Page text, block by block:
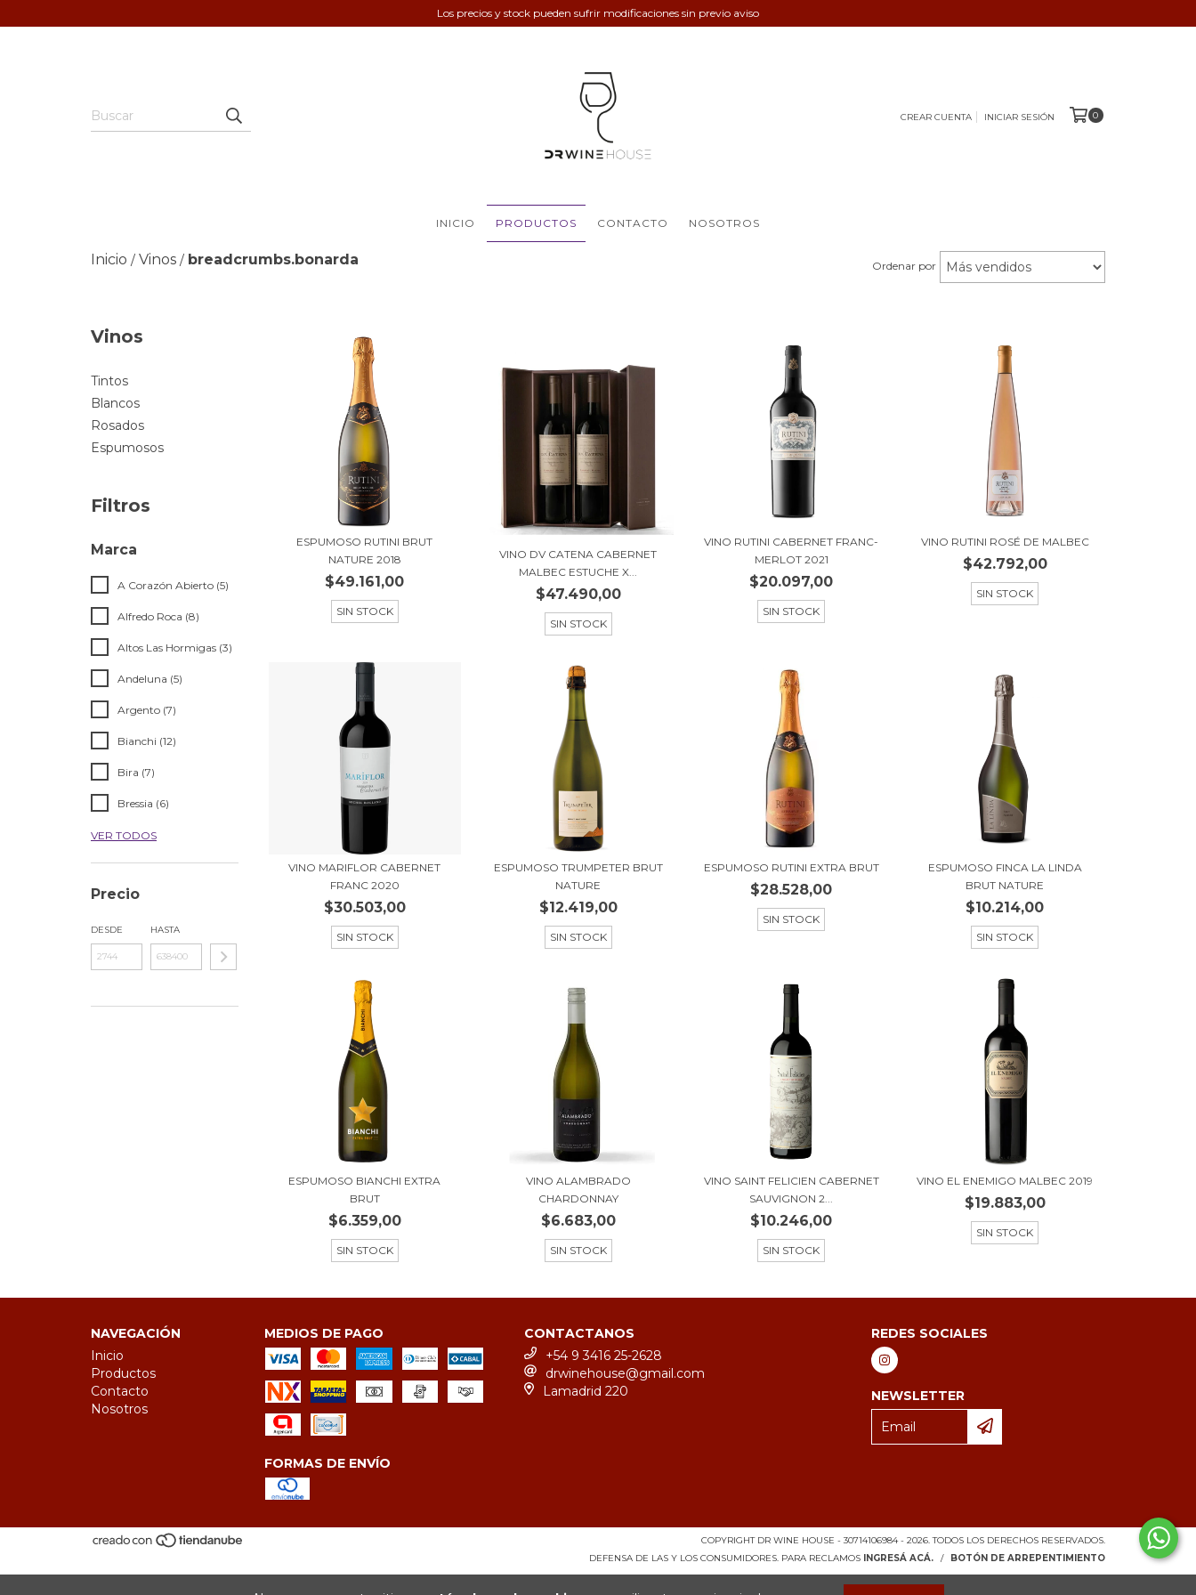
Los precios y stock pueden sufrir modificaciones sin previo aviso
CREAR CUENTA INICIAR SESIÓN 0
INICIO PRODUCTOS CONTACTO NOSOTROS
Inicio / Vinos / breadcrumbs.bonarda Ordenar por
Vinos
Tintos
Blancos
Rosados
Espumosos
Filtros
Marca
A Corazón Abierto (5)
Alfredo Roca (8)
Altos Las Hormigas (3)
Andeluna (5)
Argento (7)
Bianchi (12)
Bira (7)
Bressia (6)
VER TODOS
Precio
DESDE HASTA
ESPUMOSO RUTINI BRUT
NATURE 2018
$49.161,00
SIN STOCK
VINO DV CATENA CABERNET
MALBEC ESTUCHE X...
$47.490,00
SIN STOCK
VINO RUTINI CABERNET FRANC-
MERLOT 2021
$20.097,00
SIN STOCK
VINO RUTINI ROSÉ DE MALBEC
$42.792,00
SIN STOCK
VINO MARIFLOR CABERNET
FRANC 2020
$30.503,00
SIN STOCK
ESPUMOSO TRUMPETER BRUT
NATURE
$12.419,00
SIN STOCK
ESPUMOSO RUTINI EXTRA BRUT
$28.528,00
SIN STOCK
ESPUMOSO FINCA LA LINDA
BRUT NATURE
$10.214,00
SIN STOCK
ESPUMOSO BIANCHI EXTRA
BRUT
$6.359,00
SIN STOCK
VINO ALAMBRADO
CHARDONNAY
$6.683,00
SIN STOCK
VINO SAINT FELICIEN CABERNET
SAUVIGNON 2...
$10.246,00
SIN STOCK
VINO EL ENEMIGO MALBEC 2019
$19.883,00
SIN STOCK
NAVEGACIÓN
Inicio
Productos
Contacto
Nosotros
MEDIOS DE PAGO
FORMAS DE ENVÍO
CONTACTANOS
+54 9 3416 25-2628
drwinehouse@gmail.com
Lamadrid 220
REDES SOCIALES
NEWSLETTER
COPYRIGHT DR WINE HOUSE - 30714106984 - 2026. TODOS LOS DERECHOS RESERVADOS.
DEFENSA DE LAS Y LOS CONSUMIDORES. PARA RECLAMOS INGRESÁ ACÁ. / BOTÓN DE ARREPENTIMIENTO